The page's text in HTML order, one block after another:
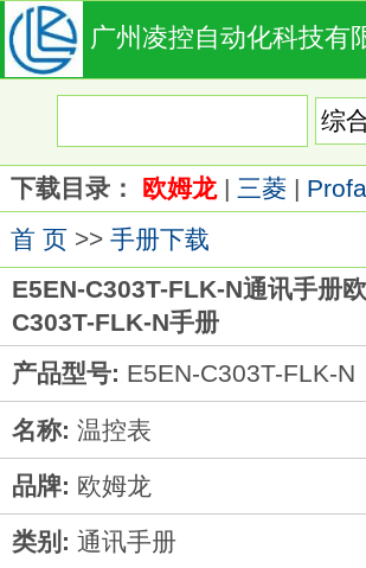
广州凌控自动化科技有
下载目录： 欧姆龙| 三菱|
首 页>> 手册下载
E5EN-C303T-FLK-N通讯手册
C303T-FLK-N手册
产品型号: E5EN-C303T-FLK-N
名称: 温控表
品牌: 欧姆龙
类别: 通讯手册